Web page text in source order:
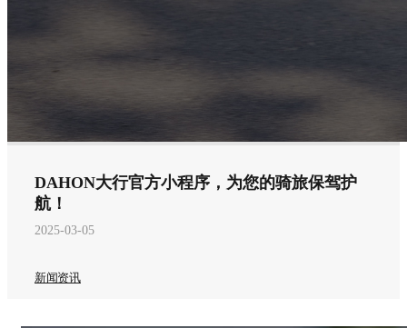
DAHON大行官方小程序，为您的骑旅保驾护
航！
2025-03-05
新闻资讯